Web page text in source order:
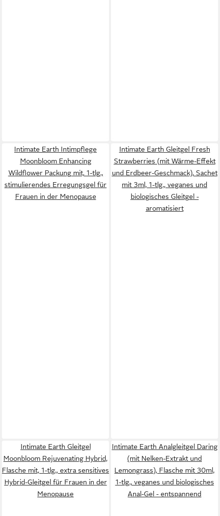
Intimate Earth Intimpflege
Moonbloom Enhancing
Wildflower Packung mit, 1-tlg.,
stimulierendes Erregungsgel für
Frauen in der Menopause
Intimate Earth Gleitgel Fresh
Strawberries (mit Wärme-Effekt
und Erdbeer-Geschmack), Sachet
mit 3ml, 1-tlg., veganes und
biologisches Gleitgel -
aromatisiert
Intimate Earth Gleitgel
Moonbloom Rejuvenating Hybrid,
Flasche mit, 1-tlg., extra sensitives
Hybrid-Gleitgel für Frauen in der
Menopause
Intimate Earth Analgleitgel Daring
(mit Nelken-Extrakt und
Lemongrass), Flasche mit 30ml,
1-tlg., veganes und biologisches
Anal-Gel - entspannend